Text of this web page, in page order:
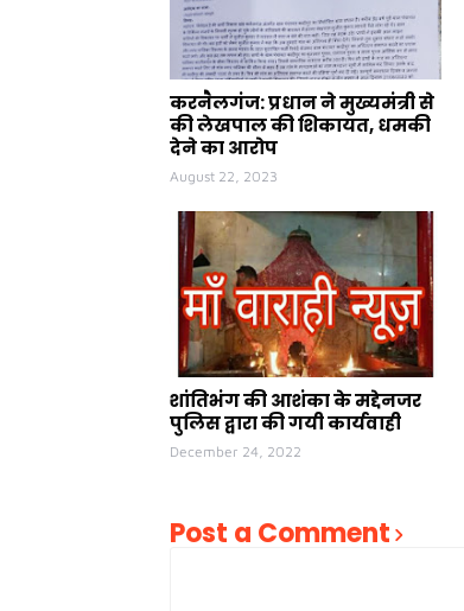
करनैलगंज: प्रधान ने मुख्यमंत्री से
की लेखपाल की शिकायत, धमकी
देने का आरोप
August 22, 2023
शांतिभंग की आशंका के मद्देनजर
पुलिस द्वारा की गयी कार्यवाही
December 24, 2022
Post a Comment